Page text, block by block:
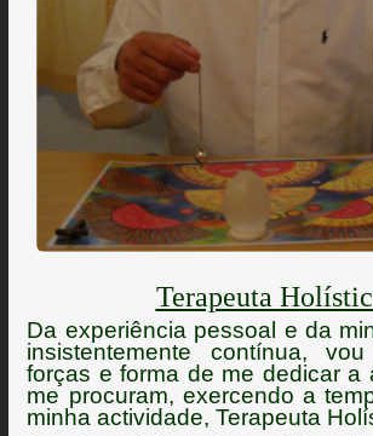
Terapeuta
Da experiência pessoal e da
insistentemente contínua,
forças e forma de me dedicar a
me procuram, exercendo a
minha actividade, Terapeuta